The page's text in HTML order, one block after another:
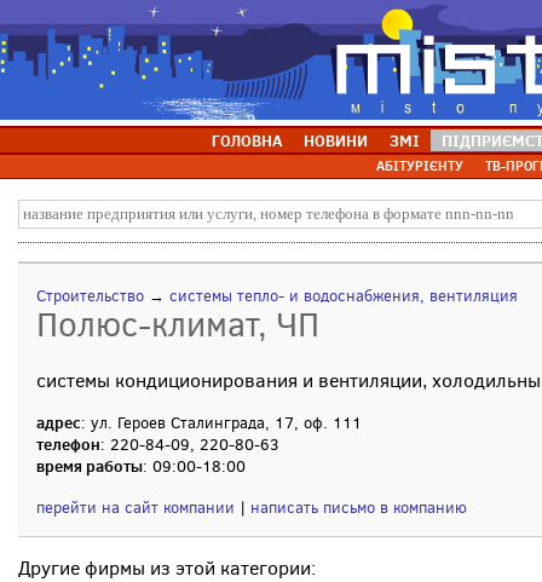
ГОЛОВНА НОВИНИ ЗМІ
АБІТУРІЄНТУ ТВ-
Строительство → системы тепло- и водоснабжения, вентиляция
Полюс-климат, ЧП
системы кондиционирования и вентиляции,
адрес: ул. Героев Сталинграда, 17, оф. 111
телефон: 220-84-09, 220-80-63
время работы: 09:00-18:00
перейти на сайт компании | написать письмо в компанию
Другие фирмы из этой категории: